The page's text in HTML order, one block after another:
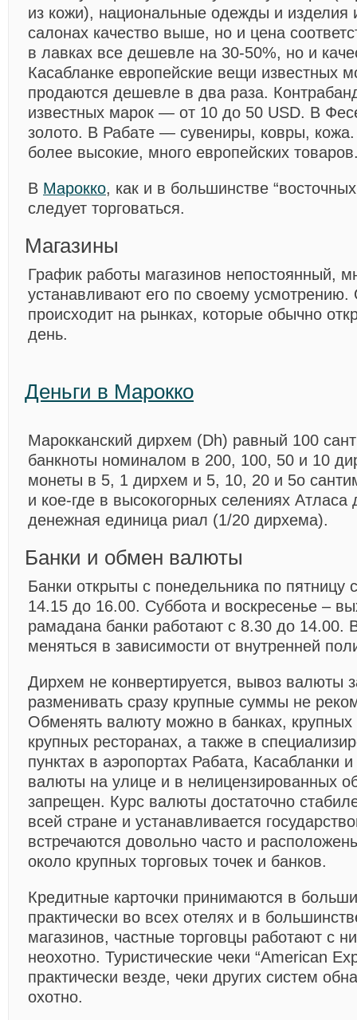
из кожи), национальные одежды и изделия
салонах качество выше, но и цена
в лавках все дешевле на 30-50%, но и
Касабланке европейские вещи известных
продаются дешевле в два раза.
известных марок — от 10 до 50 USD. В
золото. В Рабате — сувениры, ковры,
более высокие, много европейских
В Марокко, как и в большинстве
следует торговаться.
Магазины
График работы магазинов непостоянный,
устанавливают его по своему усмотрению.
происходит на рынках, которые обычно
день.
Деньги в Маpокко
Марокканский дирхем (Dh) равный 100
банкноты номиналом в 200, 100, 50 и 10
монеты в 5, 1 дирхем и 5, 10, 20 и 5о
и кое-где в высокогорных селениях Атласа
денежная единица риал (1/20 дирхема).
Банки и обмен валюты
Банки открыты с понедельника по пятницу
14.15 до 16.00. Суббота и воскресенье –
рамадана банки работают с 8.30 до 14.00.
меняться в зависимости от внутренней
Дирхем не конвертируется, вывоз валюты
разменивать сразу крупные суммы не
Обменять валюту можно в банках, крупных
крупных ресторанах, а также в
пунктах в аэропортах Рабата,
валюты на улице и в нелицензированных
запрещен. Курс валюты достаточно
всей стране и устанавливается
встречаются довольно часто и
около крупных торговых точек и банков.
Кредитные карточки принимаются в
практически во всех отелях и в
магазинов, частные торговцы работают с
неохотно. Туристические чеки “American
практически везде, чеки других систем
охотно.